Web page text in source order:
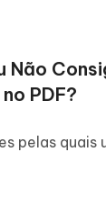
Não
PDF?
pelas quais